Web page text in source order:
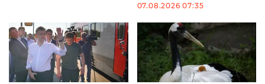
07.08.2026 07:35